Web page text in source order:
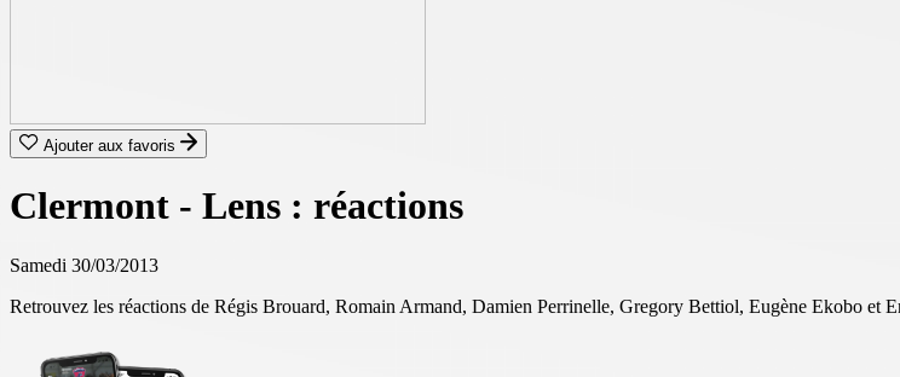
Ajouter aux favoris
Clermont - Lens : réactions
Samedi 30/03/2013
Retrouvez les réactions de Régis Brouard, Romain Armand, Damien Perrinelle, Gregory Bettiol, Eugène Ekobo et